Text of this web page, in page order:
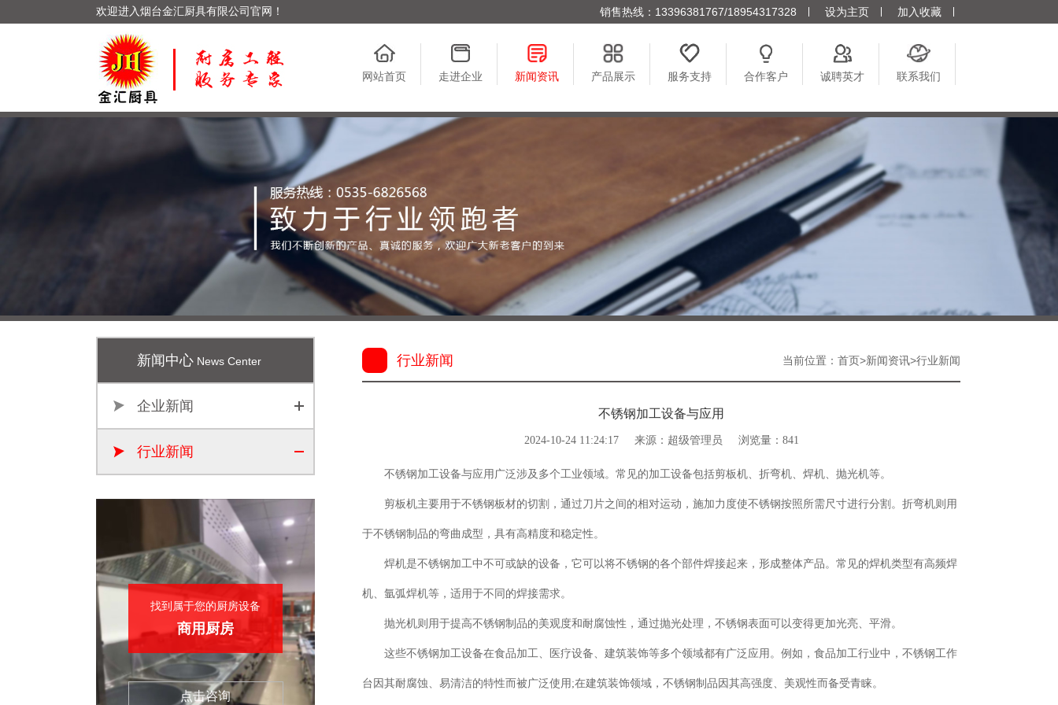
欢迎进入烟台金汇厨具有限公司官网！ 销售热线：13396381767/18954317328 设为主页 加入收藏
网站首页 走进企业 新闻资讯 产品展示 服务支持 合作客户 诚聘英才 联系我们
新闻中心 News Center
企业新闻
行业新闻
找到属于您的厨房设备
商用厨房
点击咨询
行业新闻 当前位置： 首页 >新闻资讯>行业新闻
不锈钢加工设备与应用
2024-10-24 11:24:17 来源：超级管理员 浏览量：841
不锈钢加工设备与应用广泛涉及多个工业领域。常见的加工设备包括剪板机、折弯机、焊机、抛光机等。
剪板机主要用于不锈钢板材的切割，通过刀片之间的相对运动，施加力度使不锈钢按照所需尺寸进行分割。折弯机则用
于不锈钢制品的弯曲成型，具有高精度和稳定性。
焊机是不锈钢加工中不可或缺的设备，它可以将不锈钢的各个部件焊接起来，形成整体产品。常见的焊机类型有高频焊
机、氩弧焊机等，适用于不同的焊接需求。
抛光机则用于提高不锈钢制品的美观度和耐腐蚀性，通过抛光处理，不锈钢表面可以变得更加光亮、平滑。
这些不锈钢加工设备在食品加工、医疗设备、建筑装饰等多个领域都有广泛应用。例如，食品加工行业中，不锈钢工作
台因其耐腐蚀、易清洁的特性而被广泛使用;在建筑装饰领域，不锈钢制品因其高强度、美观性而备受青睐。